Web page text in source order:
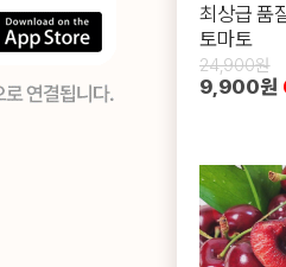
최상급 품
토마토
24,900원
9,900원